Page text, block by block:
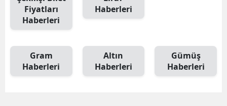
Fiyatları
Haberleri
Haberleri
Gram
Haberleri
Altın
Haberleri
Gümüş
Haberleri